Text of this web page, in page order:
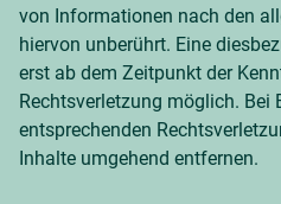
von Informationen nach den
hiervon unberührt. Eine
erst ab dem Zeitpunkt der
Rechtsverletzung möglich. Bei
entsprechenden
Inhalte umgehend entfernen.